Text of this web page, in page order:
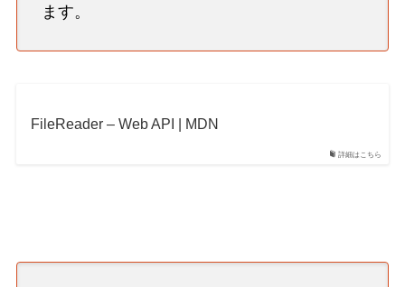
ます。
詳細はこちら
FileReader – Web API | MDN